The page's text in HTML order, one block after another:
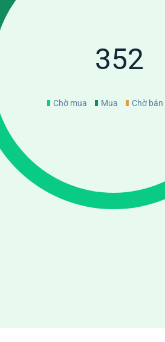
352
Chờ mua Mua Chờ bán